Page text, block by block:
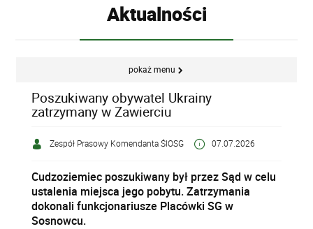
Aktualności
pokaż menu
Poszukiwany obywatel Ukrainy
zatrzymany w Zawierciu
Zespół Prasowy Komendanta ŚlOSG 07.07.2026
Cudzoziemiec poszukiwany był przez Sąd w celu
ustalenia miejsca jego pobytu. Zatrzymania
dokonali funkcjonariusze Placówki SG w
Sosnowcu.